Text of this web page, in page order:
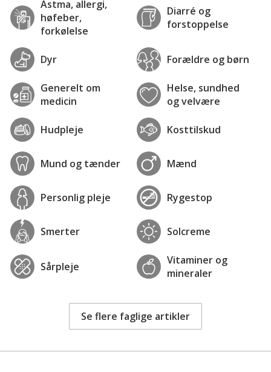
Astma, allergi,
høfeber,
forkølelse
Diarré og
forstoppelse
Dyr Forældre og børn
Generelt om
medicin
Helse, sundhed
og velvære
Hudpleje Kosttilskud
Mund og tænder Mænd
Personlig pleje Rygestop
Smerter Solcreme
Sårpleje
Vitaminer og
mineraler
Se flere faglige artikler